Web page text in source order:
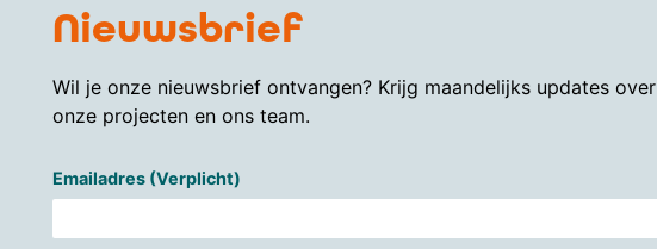
Nieuwsbrief
Wil je onze nieuwsbrief ontvangen? Krijg maandelijks updates over
onze projecten en ons team.
Emailadres (Verplicht)